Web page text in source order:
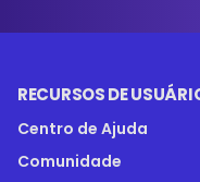
RECURSOS DE
Centro de Ajuda
Comunidade